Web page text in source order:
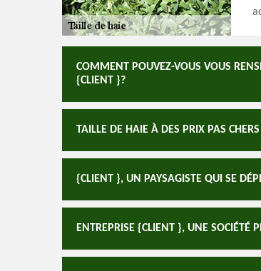
COMMENT POUVEZ-VOUS VOUS
{CLIENT }?
TAILLE DE HAIE À DES PRIX PAS
{CLIENT }, UN PAYSAGISTE QUI SE
ENTREPRISE {CLIENT }, UNE SOCIÉTÉ